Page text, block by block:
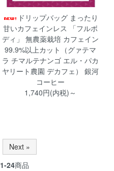
ドリップバッグ まったり
甘いカフェインレス 「フルボ
ディ」 無農薬栽培 カフェイン
99.9%以上カット（グァテマ
ラ チマルテナンゴ エル・パカ
ヤリート農園 デカフェ） 銀河
コーヒー
1,740円(内税)～
Next »
1-24商品